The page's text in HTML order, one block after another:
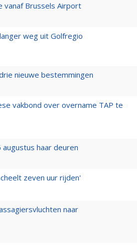
vanaf Brussels Airport
weg uit Golfregio
nieuwe bestemmingen
vakbond over overname TAP te
haar deuren
zeven uur rijden'
naar